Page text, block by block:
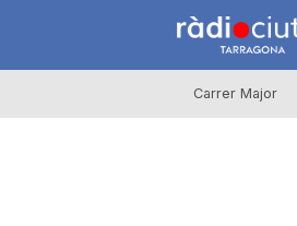
Carrer Major